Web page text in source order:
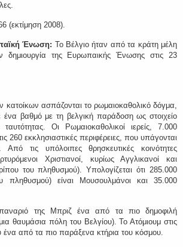
(εκτίμηση 2008).
Ένωση: Το Βέλγιο ήταν από τα κράτη μέλη
δημιουργία της Ευρωπαικής Ένωσης στις 23
κατοίκων ασπάζονται το ρωμαιοκαθολικό δόγμα,
ένα βαθμό με τη βελγική παράδοση ως στοιχείο
ταυτότητας. Οι Ρωμαιοκαθολικοί ιερείς, 7.000
260 εκκλησιαστικές περιφέρειες, που υπάγονται
τις υπόλοιπες θρησκευτικές κοινότητες
Χριστιανοί, κυρίως Αγγλικανοί και
του πληθυσμού). Υπολογίζεται ότι 285.000
πληθυσμού) είναι Μουσουλμάνοι και 35.000
της Μπριζ ένα από τα πιο δημοφιλή
θαυμάσια πόλη του Βελγίου). Το Ατόμιουμ στις
ένα από τα πιο παράξενα κτήρια του κόσμου.